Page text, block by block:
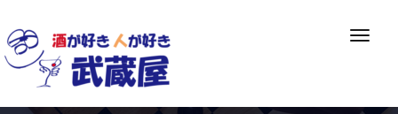
to
content
ナ
ー